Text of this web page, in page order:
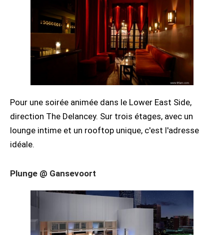
Pour une soirée animée dans le Lower East Side,
direction The Delancey. Sur trois étages, avec un
lounge intime et un rooftop unique, c'est l'adresse
idéale.
Plunge @ Gansevoort